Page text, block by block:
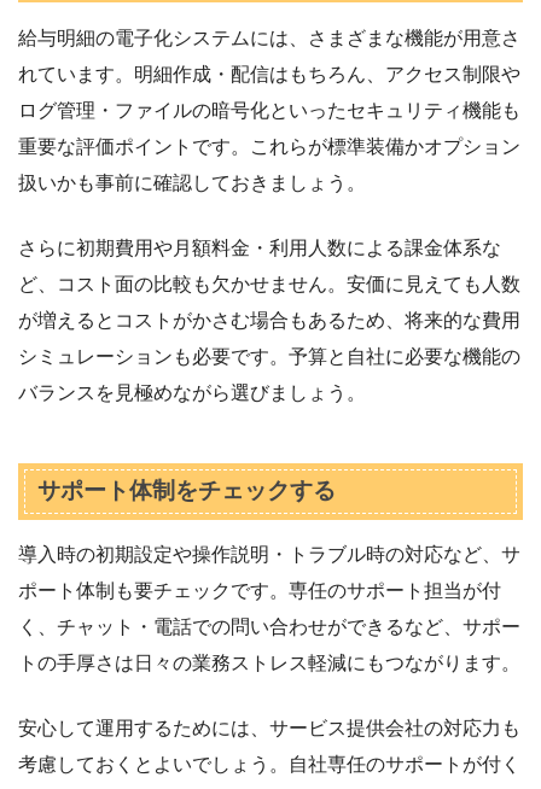
給与明細の電子化システムには、さまざまな機能が用意さ
れています。明細作成・配信はもちろん、アクセス制限や
ログ管理・ファイルの暗号化といったセキュリティ機能も
重要な評価ポイントです。これらが標準装備かオプション
扱いかも事前に確認しておきましょう。
さらに初期費用や月額料金・利用人数による課金体系な
ど、コスト面の比較も欠かせません。安価に見えても人数
が増えるとコストがかさむ場合もあるため、将来的な費用
シミュレーションも必要です。予算と自社に必要な機能の
バランスを見極めながら選びましょう。
サポート体制をチェックする
導入時の初期設定や操作説明・トラブル時の対応など、サ
ポート体制も要チェックです。専任のサポート担当が付
く、チャット・電話での問い合わせができるなど、サポー
トの手厚さは日々の業務ストレス軽減にもつながります。
安心して運用するためには、サービス提供会社の対応力も
考慮しておくとよいでしょう。自社専任のサポートが付く